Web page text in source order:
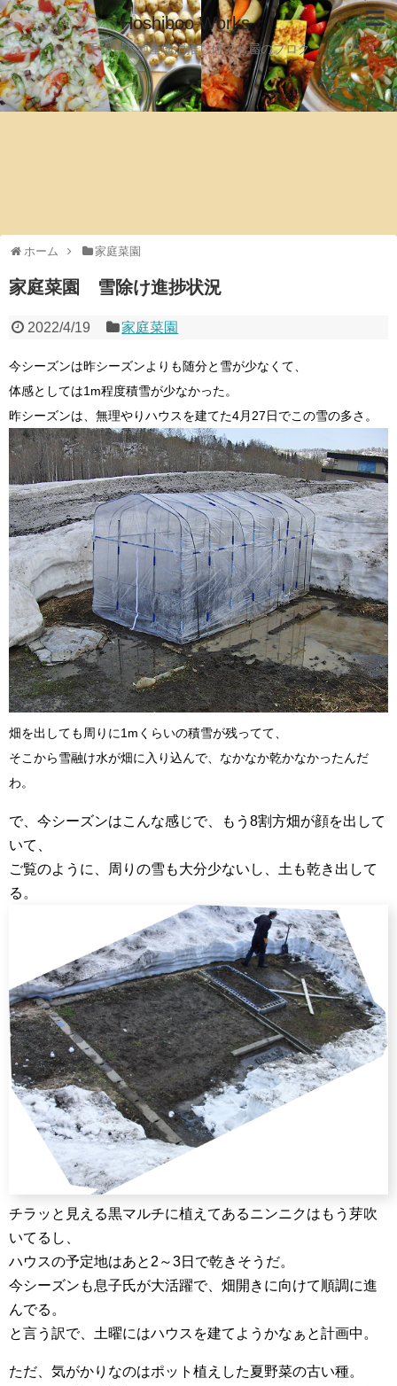
Hoshiboo Works
手作りと地産地消推し何でも屋のブログ
ホーム 家庭菜園
家庭菜園 雪除け進捗状況
2022/4/19 家庭菜園
今シーズンは昨シーズンよりも随分と雪が少なくて、
体感としては1m程度積雪が少なかった。
昨シーズンは、無理やりハウスを建てた4月27日でこの雪の多さ。
畑を出しても周りに1mくらいの積雪が残ってて、
そこから雪融け水が畑に入り込んで、なかなか乾かなかったんだ
わ。
で、今シーズンはこんな感じで、もう8割方畑が顔を出して
いて、
ご覧のように、周りの雪も大分少ないし、土も乾き出して
る。
チラッと見える黒マルチに植えてあるニンニクはもう芽吹
いてるし、
ハウスの予定地はあと2～3日で乾きそうだ。
今シーズンも息子氏が大活躍で、畑開きに向けて順調に進
んでる。
と言う訳で、土曜にはハウスを建てようかなぁと計画中。
ただ、気がかりなのはポット植えした夏野菜の古い種。